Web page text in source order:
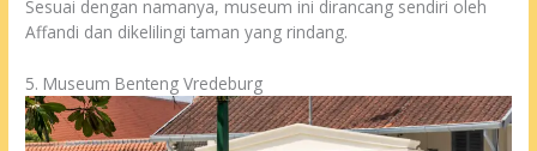
Sesuai dengan namanya, museum ini dirancang sendiri oleh
Affandi dan dikelilingi taman yang rindang.
5. Museum Benteng Vredeburg